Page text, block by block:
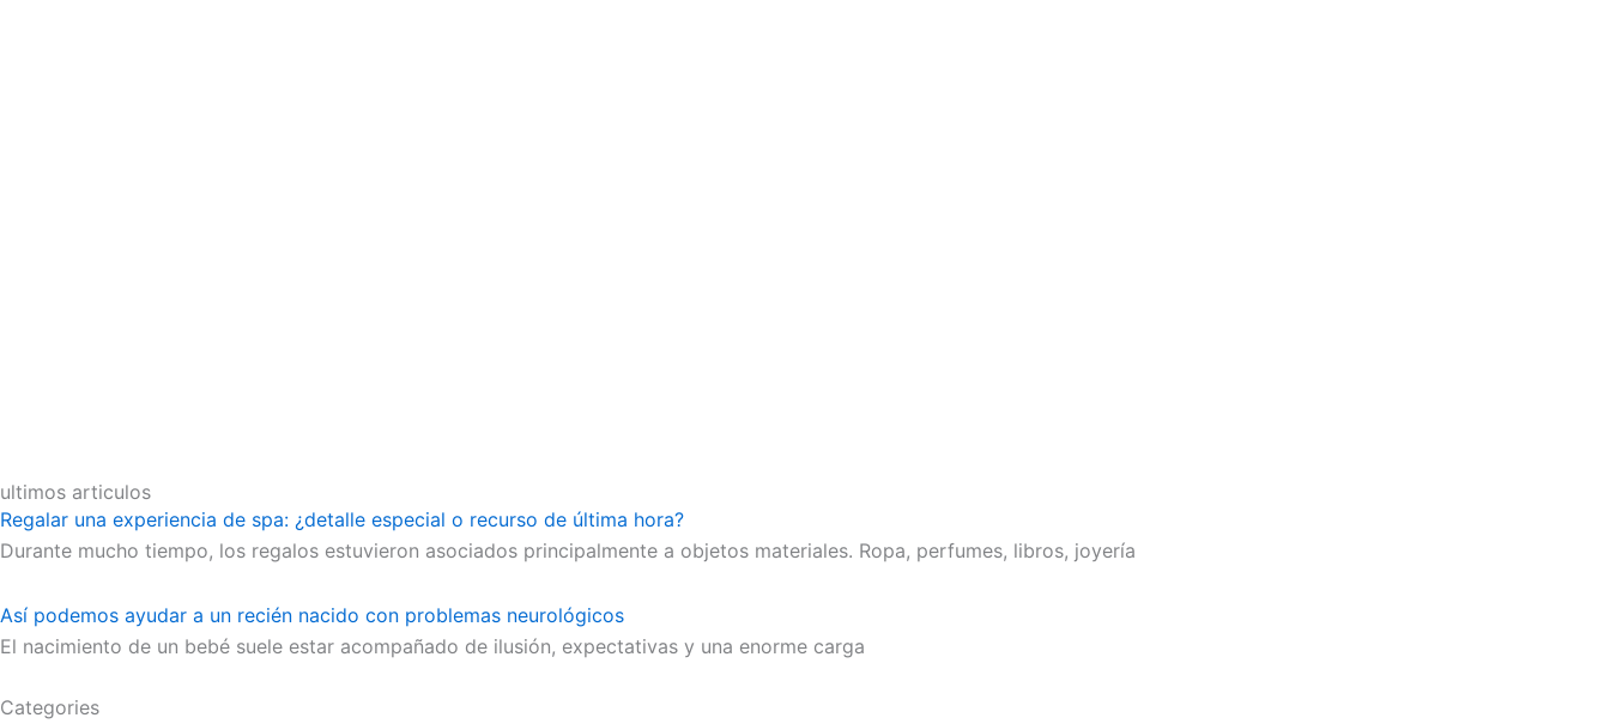
ultimos articulos
Regalar una experiencia de spa: ¿detalle especial o recurso de última hora?
Durante mucho tiempo, los regalos estuvieron asociados principalmente a objetos materiales. Ropa, perfumes, libros, joyería
Así podemos ayudar a un recién nacido con problemas neurológicos
El nacimiento de un bebé suele estar acompañado de ilusión, expectativas y una enorme carga
Categories